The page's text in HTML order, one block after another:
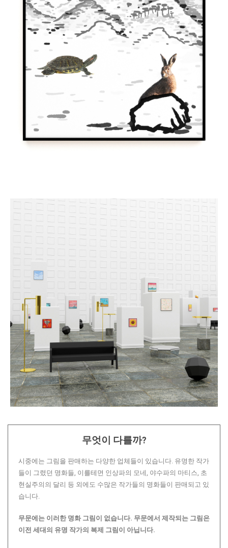
무엇이 다를까?
시중에는 그림을 판매하는 다양한 업체들이 있습니다. 유명한 작가
들이 그렸던 명화들, 이를테면 인상파의 모네, 야수파의 마티스, 초
현실주의의 달리 등 외에도 수많은 작가들의 명화들이 판매되고 있
습니다.
무문에는 이러한 명화 그림이 없습니다. 무문에서 제작되는 그림은
이전 세대의 유명 작가의 복제 그림이 아닙니다.